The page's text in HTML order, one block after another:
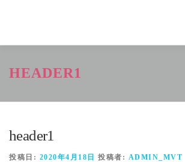
ン
キ
概要 METHOD
新着情報 ショップ お問合せ
HEADER1
header1
投稿日: 2020年4月18日 投稿者: ADMIN_MVT